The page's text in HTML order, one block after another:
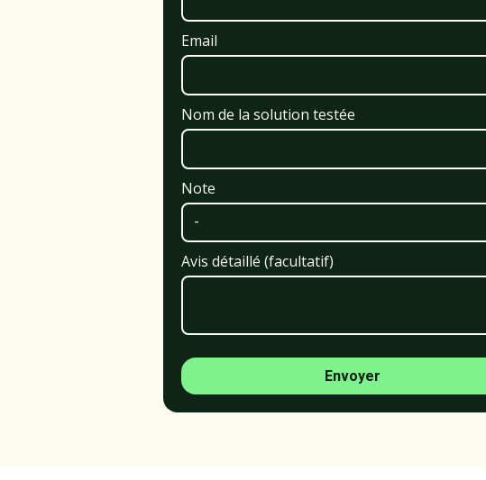
Email
Nom de la solution testée
Note
Avis détaillé (facultatif)
Envoyer